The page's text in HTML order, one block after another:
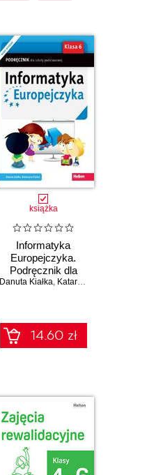
książka
Informatyka
Europejczyka.
Podręcznik dla
szkoły
II)
Danuta Kiałka, Katarzyna Kiałka
14.60 zł